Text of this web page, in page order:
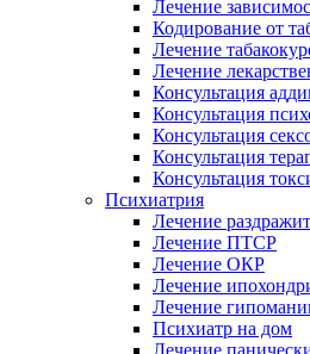
Лечение
Кодирование от
Лечение
Лечение
Консультация
Консультация
Консультация
Консультация
Консультация
Психиатрия
Лечение
Лечение ПТСР
Лечение ОКР
Лечение
Лечение
Психиатр на дом
Лечение